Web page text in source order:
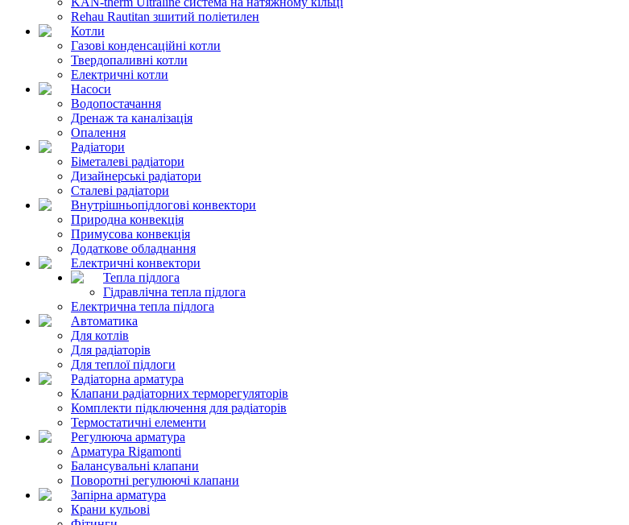
Rehau Rautitan зшитий поліетилен
Котли
Газові конденсаційні котли
Твердопаливні котли
Електричні котли
Насоси
Водопостачання
Дренаж та каналізація
Опалення
Радіатори
Біметалеві радіатори
Дизайнерські радіатори
Сталеві радіатори
Внутрішньопідлогові конвектори
Природна конвекція
Примусова конвекція
Додаткове обладнання
Електричні конвектори
Тепла підлога
Гідравлічна тепла підлога
Електрична тепла підлога
Автоматика
Для котлів
Для радіаторів
Для теплої підлоги
Радіаторна арматура
Клапани радіаторних терморегуляторів
Комплекти підключення для радіаторів
Термостатичні елементи
Регулююча арматура
Арматура Rigamonti
Балансувальні клапани
Поворотні регулюючі клапани
Запірна арматура
Крани кульові